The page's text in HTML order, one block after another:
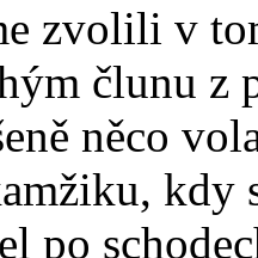
zvolili v
člunu z
něco
kdy
po